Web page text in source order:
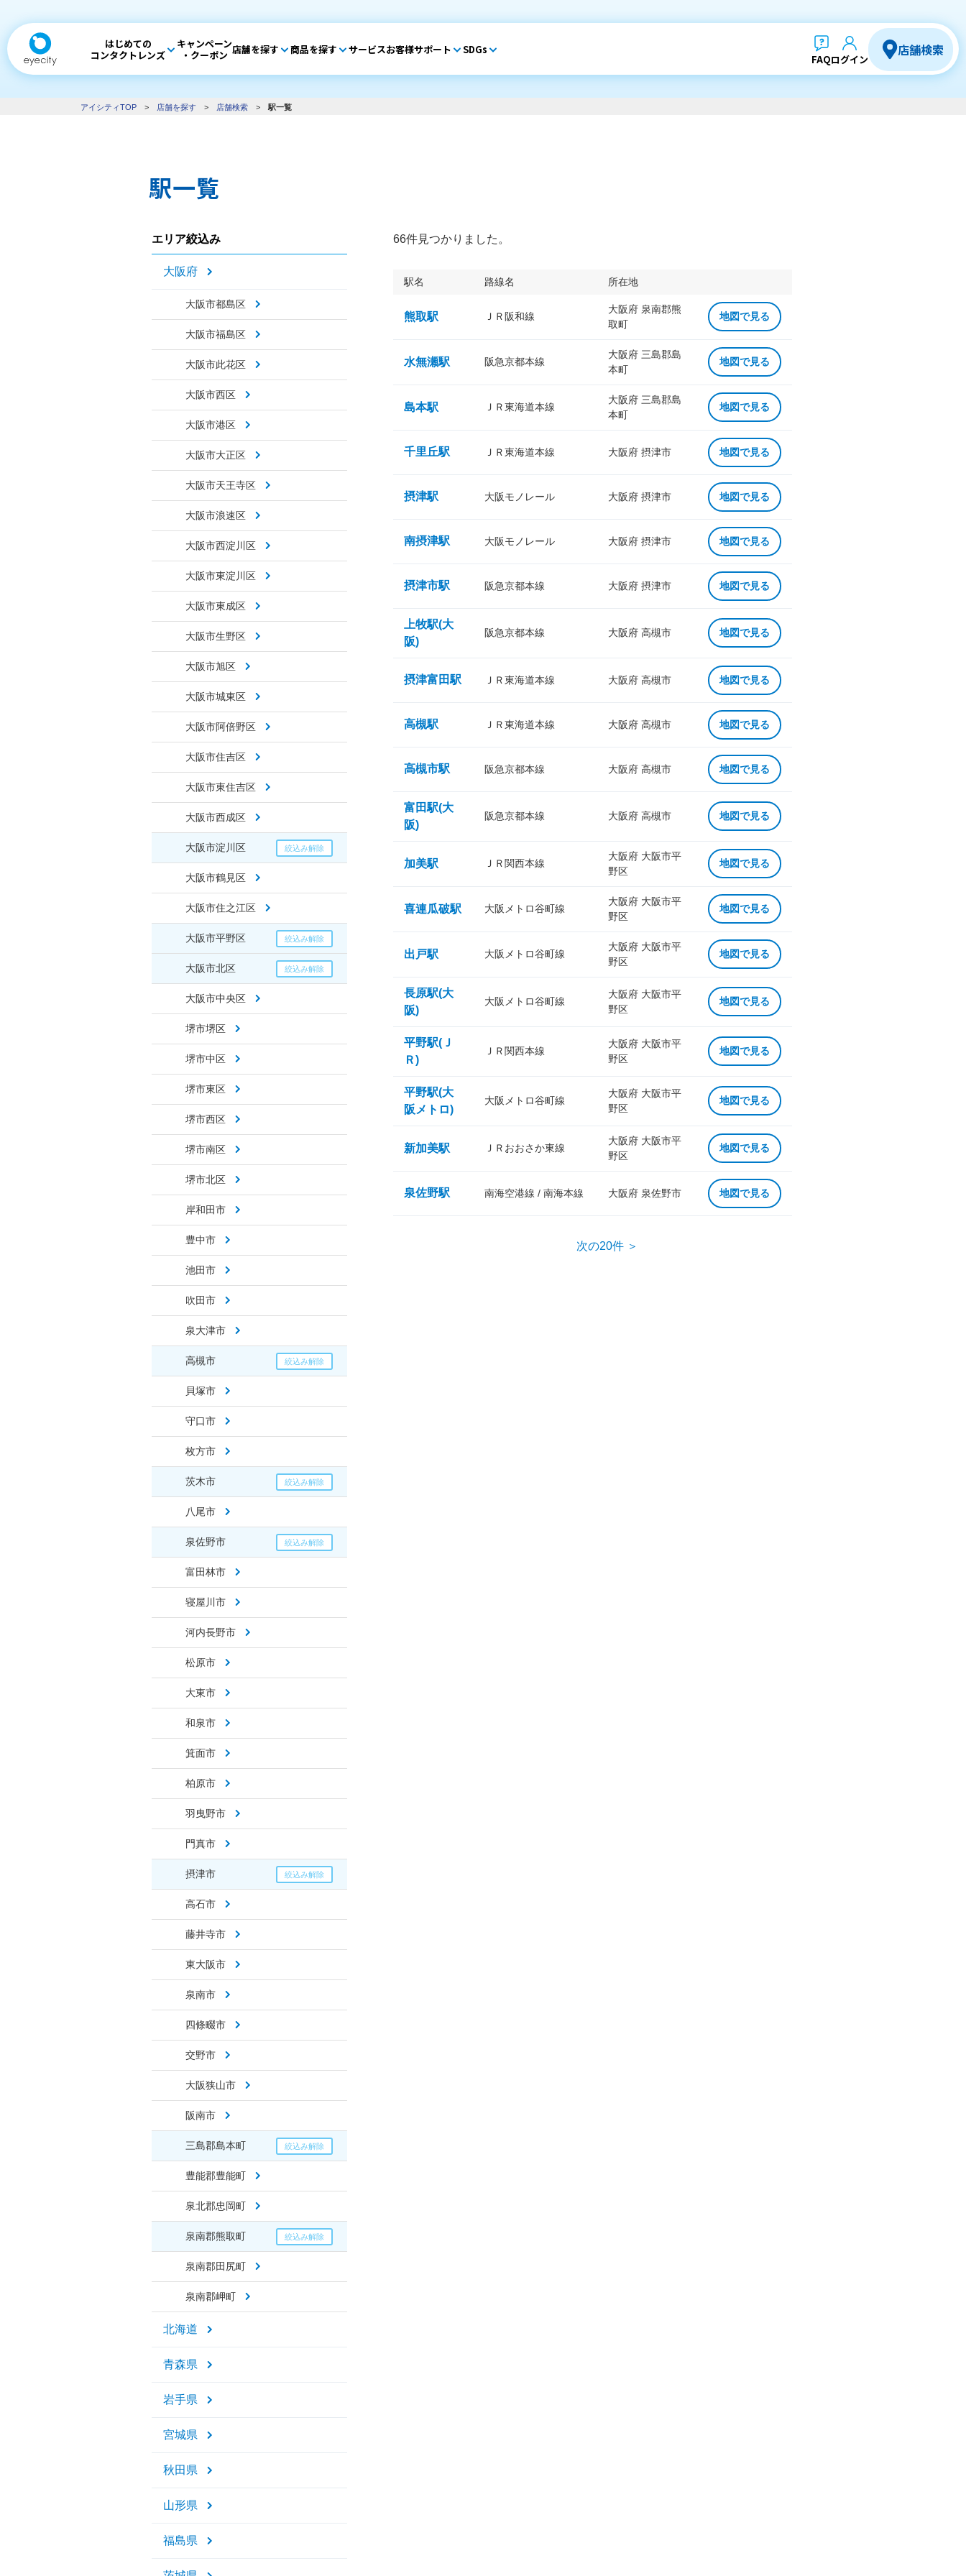
はじめての
コンタクトレンズ
キャンペーン
・クーポン 店舗を探す 商品を探す サービスお客様サポート SDGs
FAQログイン
店舗検索
アイシティTOP > 店舗を探す > 店舗検索 > 駅一覧
駅一覧
エリア絞込み
大阪府
大阪市都島区
大阪市福島区
大阪市此花区
大阪市西区
大阪市港区
大阪市大正区
大阪市天王寺区
大阪市浪速区
大阪市西淀川区
大阪市東淀川区
大阪市東成区
大阪市生野区
大阪市旭区
大阪市城東区
大阪市阿倍野区
大阪市住吉区
大阪市東住吉区
大阪市西成区
大阪市淀川区
大阪市鶴見区
大阪市住之江区
大阪市平野区
大阪市北区
大阪市中央区
堺市堺区
堺市中区
堺市東区
堺市西区
堺市南区
堺市北区
岸和田市
豊中市
池田市
吹田市
泉大津市
高槻市
貝塚市
守口市
枚方市
茨木市
八尾市
泉佐野市
富田林市
寝屋川市
河内長野市
松原市
大東市
和泉市
箕面市
柏原市
羽曳野市
門真市
摂津市
高石市
藤井寺市
東大阪市
泉南市
四條畷市
交野市
大阪狭山市
阪南市
三島郡島本町
豊能郡豊能町
泉北郡忠岡町
泉南郡熊取町
泉南郡田尻町
泉南郡岬町
北海道
青森県
岩手県
宮城県
秋田県
山形県
福島県
66件見つかりました。
駅名 路線名 所在地
熊取駅 ＪＲ阪和線
大阪府 泉南郡熊
取町
地図で見る
水無瀬駅 阪急京都本線
大阪府 三島郡島
本町
地図で見る
島本駅 ＪＲ東海道本線
大阪府 三島郡島
本町
地図で見る
千里丘駅 ＪＲ東海道本線 大阪府 摂津市 地図で見る
摂津駅 大阪モノレール 大阪府 摂津市 地図で見る
南摂津駅 大阪モノレール 大阪府 摂津市 地図で見る
摂津市駅 阪急京都本線 大阪府 摂津市 地図で見る
上牧駅(大
阪)
阪急京都本線 大阪府 高槻市 地図で見る
摂津富田駅 ＪＲ東海道本線 大阪府 高槻市 地図で見る
高槻駅 ＪＲ東海道本線 大阪府 高槻市 地図で見る
高槻市駅 阪急京都本線 大阪府 高槻市 地図で見る
富田駅(大
阪)
阪急京都本線 大阪府 高槻市 地図で見る
加美駅 ＪＲ関西本線
大阪府 大阪市平
野区
地図で見る
喜連瓜破駅 大阪メトロ谷町線
大阪府 大阪市平
野区
地図で見る
出戸駅 大阪メトロ谷町線
大阪府 大阪市平
野区
地図で見る
長原駅(大
阪)
大阪メトロ谷町線
大阪府 大阪市平
野区
地図で見る
平野駅(Ｊ
Ｒ)
ＪＲ関西本線
大阪府 大阪市平
野区
地図で見る
平野駅(大
阪メトロ)
大阪メトロ谷町線
大阪府 大阪市平
野区
地図で見る
新加美駅 ＪＲおおさか東線
大阪府 大阪市平
野区
地図で見る
泉佐野駅 南海空港線 / 南海本線 大阪府 泉佐野市 地図で見る
次の20件 ＞